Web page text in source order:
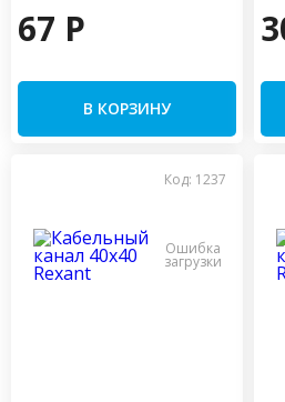
67 P
В КОРЗИНУ
Код: 1237